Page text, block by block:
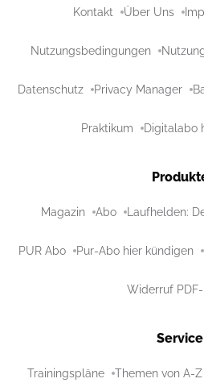
Kontakt Über Uns
Nutzungsbedingungen
Datenschutz Privacy Manager
Praktikum Digitalabo
Magazin Abo Laufhelden:
PUR Abo Pur-Abo hier kündigen
Widerruf
Service
Trainingspläne Themen von A-Z